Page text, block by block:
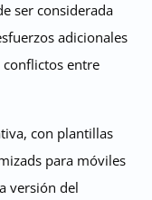
ser considerada
adicionales
entre
con plantillas
para móviles
versión del